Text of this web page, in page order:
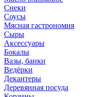
Снеки
Соусы
Мясная гастрономия
Сыры
Аксессуары
Бокалы
Вазы, банки
Ведёрки
Декантеры
Деревянная посуда